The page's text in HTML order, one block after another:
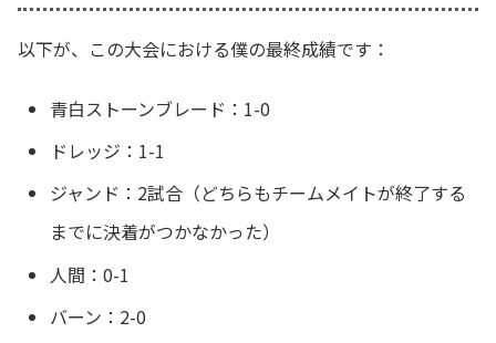
以下が、この大会における僕の最終成績です：
青白ストーンブレード：1-0
ドレッジ：1-1
ジャンド：2試合（どちらもチームメイトが終了する
までに決着がつかなかった）
人間：0-1
バーン：2-0